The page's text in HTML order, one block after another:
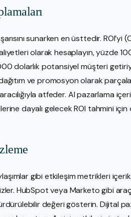
sunarken en üsttedir. ROI’yi
olarak hesaplayın, yüzde
dolarlık potansiyel müşteri
ve promosyon olarak
atfeder. AI pazarlama
dayalı gelecek ROI tahmini
gibi etkileşim metrikleri içerik
HubSpot veya Marketo gibi
değeri gösterin. Dijital